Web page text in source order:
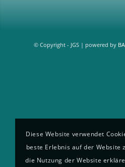
© Copyright - JGS | powered by
Diese Website verwendet
beste Erlebnis auf der Website
die Nutzung der Website